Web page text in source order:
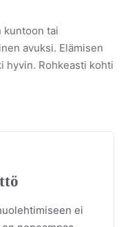
kuntoon tai
avuksi. Elämisen
hyvin. Rohkeasti kohti
ei